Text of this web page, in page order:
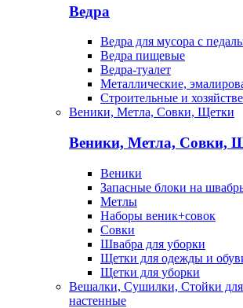
Ведра
Ведра для мусора с
Ведра пищевые
Ведра-туалет
Металлические,
Строительные и
Веники, Метла, Совки, Щетки
Веники, Метла, Совки,
Веники
Запасные блоки на
Метлы
Наборы веник+совок
Совки
Швабра для уборки
Щетки для одежды и
Щетки для уборки
Вешалки, Сушилки, Стойки
настенные